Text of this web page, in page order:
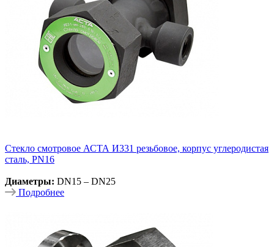
Стекло смотровое АСТА И331 резьбовое, корпус углеродистая
сталь, PN16
Диаметры: DN15 – DN25
Подробнее